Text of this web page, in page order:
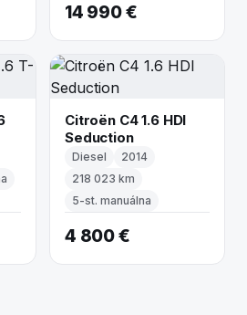
14 990 €
Citroën C4 1.6 HDI
Seduction
Diesel
2014
218 023 km
5-st. manuálna
4 800 €